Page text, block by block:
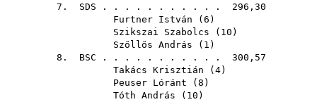
7. SDS . . . . . . . . . . . 296,30
Furtner István ( 6 )
Szikszai Szabolcs ( 10 )
Szőllős András ( 1 )
8. BSC . . . . . . . . . . . 300,57
Takács Krisztián ( 4)
Peuser Lóránt ( 8 )
Tóth András ( 10 )